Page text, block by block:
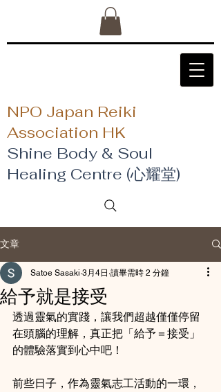
NPO Japan Reiki
Association HK
Shine Body & Soul
Healing Centre (心耀堂)
文章
給予就是接受
Satoe Sasaki 3月4日 讀畢需時 2 分鐘
透過靈氣的實踐，讓我們超越僅僅停留
在頭腦的理解，真正把「給予＝接受」
的體驗落實到心中吧！
前些日子，作為靈氣志工活動的一環，